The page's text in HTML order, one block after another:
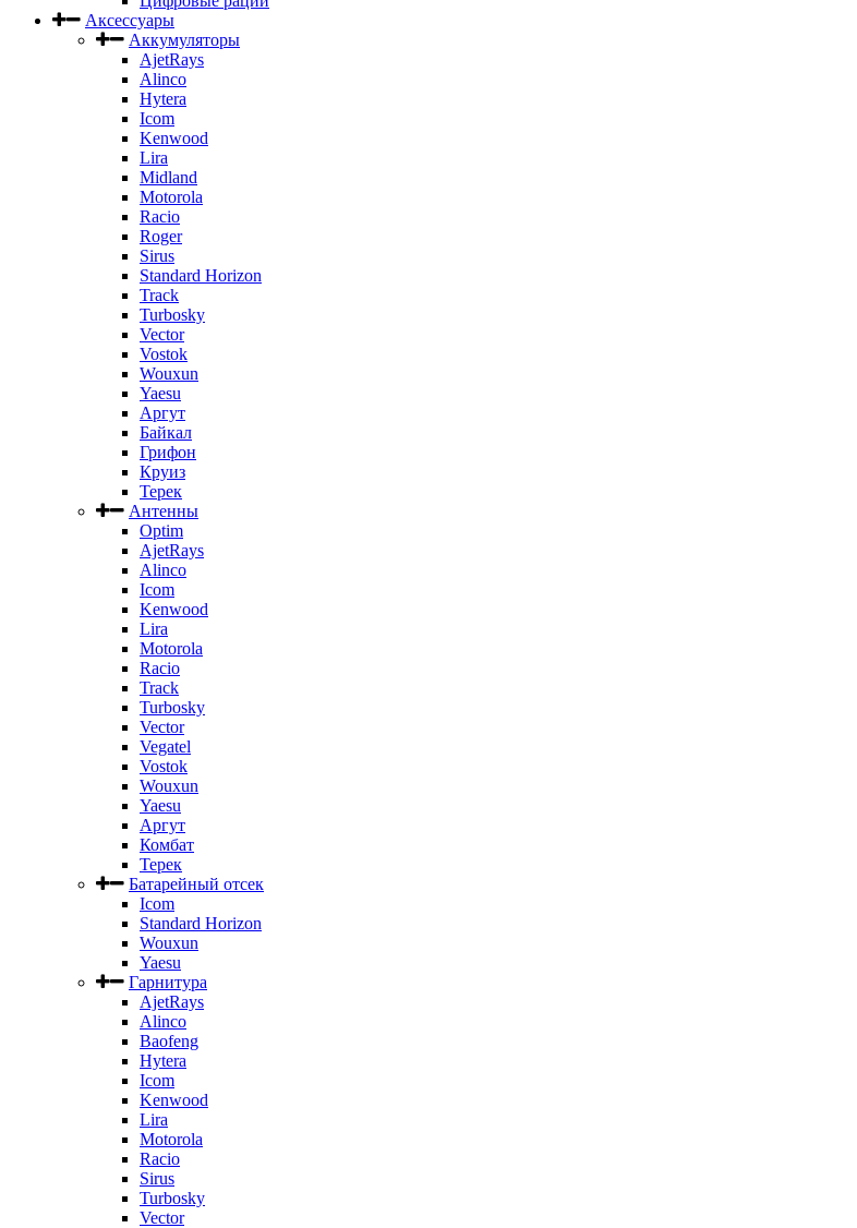
Аксессуары
Аккумуляторы
AjetRays
Alinco
Hytera
Icom
Kenwood
Lira
Midland
Motorola
Racio
Roger
Sirus
Standard Horizon
Track
Turbosky
Vector
Vostok
Wouxun
Yaesu
Аргут
Байкал
Грифон
Круиз
Терек
Антенны
Optim
AjetRays
Alinco
Icom
Kenwood
Lira
Motorola
Racio
Track
Turbosky
Vector
Vegatel
Vostok
Wouxun
Yaesu
Аргут
Комбат
Терек
Батарейный отсек
Icom
Standard Horizon
Wouxun
Yaesu
Гарнитура
AjetRays
Alinco
Baofeng
Hytera
Icom
Kenwood
Lira
Motorola
Racio
Sirus
Turbosky
Vector